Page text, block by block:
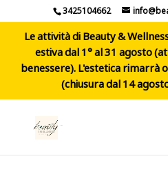
3425104662
Le attività di Beauty &
estiva dal 1° al 31 agosto
benessere). L'estetica rimarrà
(chiusura dal 14